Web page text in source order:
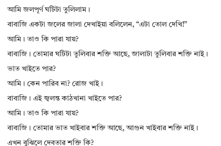
আমি জলপূর্ণ ঘটিটা তুলিলাম।
বাবাজি একটা জলের জালা দেখাইয়া বলিলেন, “এটা তোল দেখি!”
আমি। তাও কি পারা যায়?
বাবাজি। তোমার ঘটিটা তুলিবার শক্তি আছে, জালাটা তুলিবার শক্তি নাই।
ভাত খাইতে পার?
আমি। কেন পারিব না? রোজ খাই।
বাবাজি। এই জ্বলন্ত কাঠখানা খাইতে পার?
আমি। তাও কি পারা যায়?
বাবাজি। তোমার ভাত খাইবার শক্তি আছে, আগুন খাইবার শক্তি নাই।
এখন বুঝিলে দেবতার শক্তি কি?